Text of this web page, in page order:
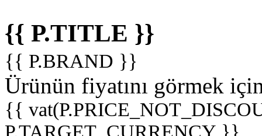
{{ P.TITLE }}
{{ P.BRAND }}
Ürünün fiyatını görmek
{{
P.TARGET_CURRENCY }}